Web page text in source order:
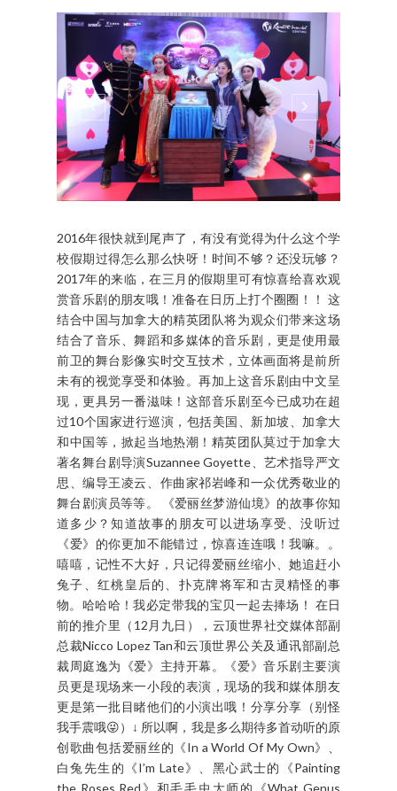
2016年很快就到尾声了，有没有觉得为什么这个学
校假期过得怎么那么快呀！时间不够？还没玩够？
2017年的来临，在三月的假期里可有惊喜给喜欢观
赏音乐剧的朋友哦！准备在日历上打个圈圈！！ 这
结合中国与加拿大的精英团队将为观众们带来这场
结合了音乐、舞蹈和多媒体的音乐剧，更是使用最
前卫的舞台影像实时交互技术，立体画面将是前所
未有的视觉享受和体验。再加上这音乐剧由中文呈
现，更具另一番滋味！这部音乐剧至今已成功在超
过10个国家进行巡演，包括美国、新加坡、加拿大
和中国等，掀起当地热潮！精英团队莫过于加拿大
著名舞台剧导演Suzannee Goyette、艺术指导严文
思、编导王凌云、作曲家祁岩峰和一众优秀敬业的
舞台剧演员等等。 《爱丽丝梦游仙境》的故事你知
道多少？知道故事的朋友可以进场享受、没听过
《爱》的你更加不能错过，惊喜连连哦！我嘛。。